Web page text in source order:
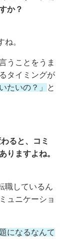
か？
ね。
うことをうま
タイミングが
たいの？」 と
ると、コミ
りますよね。
職しているん
ュニケーショ
になるなんて